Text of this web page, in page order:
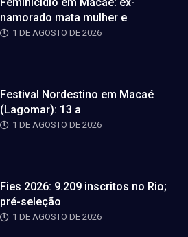
namorado mata mulher e
1 DE AGOSTO DE 2026
Festival Nordestino em Macaé
(Lagomar): 13 a
1 DE AGOSTO DE 2026
Fies 2026: 9.209 inscritos no Rio;
pré-seleção
1 DE AGOSTO DE 2026